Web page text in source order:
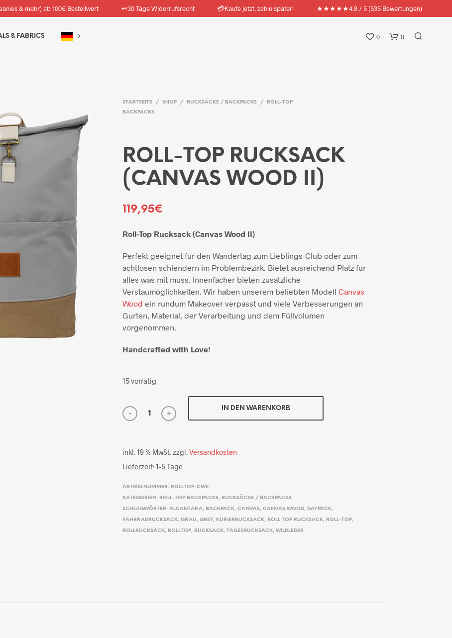
& mehr) ab 100€ Bestellwert ↩️30 Tage Widerrufsrecht 💳Kaufe jetzt, zahle später! ★★★★★4.8 / 5 (535 Bewertungen)
0 0
& FABRICS
STARTSEITE / SHOP / RUCKSÄCKE / BACKPACKS /
ROLL-TOP
BACKPACKS
ROLL-TOP RUCKSACK
(CANVAS WOOD II)
119,95€
Roll-Top Rucksack (Canvas Wood II)
Perfekt geeignet für den Wandertag zum Lieblings-Club oder zum
achtlosen schlendern im Problembezirk. Bietet ausreichend Platz für
alles was mit muss. Innenfächer bieten zusätzliche
Verstaumöglichkeiten. Wir haben unserem beliebten Modell Canvas
Wood ein rundum Makeover verpasst und viele Verbesserungen an
Gurten, Material, der Verarbeitung und dem Füllvolumen
vorgenommen.
Handcrafted with Love!
15 vorrätig
IN DEN WARENKORB
inkl. 19 % MwSt. zzgl. Versandkosten
Lieferzeit:1-5 Tage
ARTIKELNUMMER: ROLLTOP-CWII
KATEGORIEN: ROLL-TOP BACKPACKS, RUCKSÄCKE / BACKPACKS
SCHLAGWÖRTER: ALCANTARA, BACKPACK, CANVAS, CANVAS WOOD, DAYPACK,
FAHRRADRUCKSACK, GRAU, GREY, KURIERRUCKSACK, ROLL TOP RUCKSACK, ROLL-TOP,
ROLLRUCKSACK, ROLLTOP, RUCKSACK, TAGESRUCKSACK, WILDLEDER